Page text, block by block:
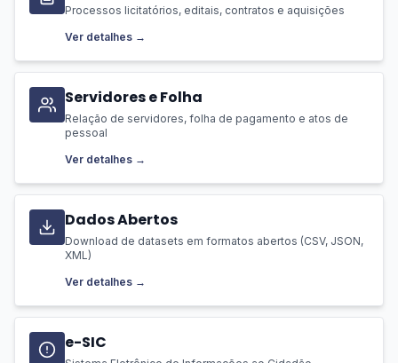
Processos licitatórios, editais, contratos e aquisições
Ver detalhes →
Servidores e Folha
Relação de servidores, folha de pagamento e atos de
pessoal
Ver detalhes →
Dados Abertos
Download de datasets em formatos abertos (CSV, JSON,
XML)
Ver detalhes →
e-SIC